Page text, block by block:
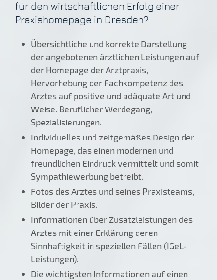
für den wirtschaftlichen Erfolg einer
Praxishomepage in Dresden?
Übersichtliche und korrekte Darstellung
der angebotenen ärztlichen Leistungen auf
der Homepage der Arztpraxis,
Hervorhebung der Fachkompetenz des
Arztes auf positive und adäquate Art und
Weise. Beruflicher Werdegang,
Spezialisierungen.
Individuelles und zeitgemäßes Design der
Homepage, das einen modernen und
freundlichen Eindruck vermittelt und somit
Sympathiewerbung betreibt.
Fotos des Arztes und seines Praxisteams,
Bilder der Praxis.
Informationen über Zusatzleistungen des
Arztes mit einer Erklärung deren
Sinnhaftigkeit in speziellen Fällen (IGeL-
Leistungen).
Die wichtigsten Informationen auf einen